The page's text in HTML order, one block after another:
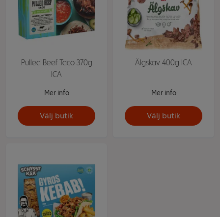
Pulled Beef Taco 370g
ICA
Mer info
Välj butik
Älgskav 400g ICA
Mer info
Välj butik